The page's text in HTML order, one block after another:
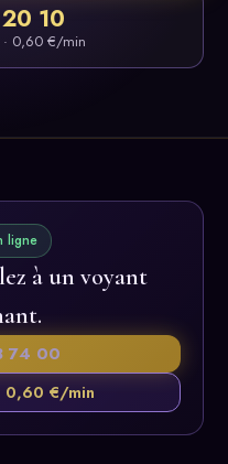
10
· 0,60 €/min
ligne
à un voyant
74 00
0,60 €/min